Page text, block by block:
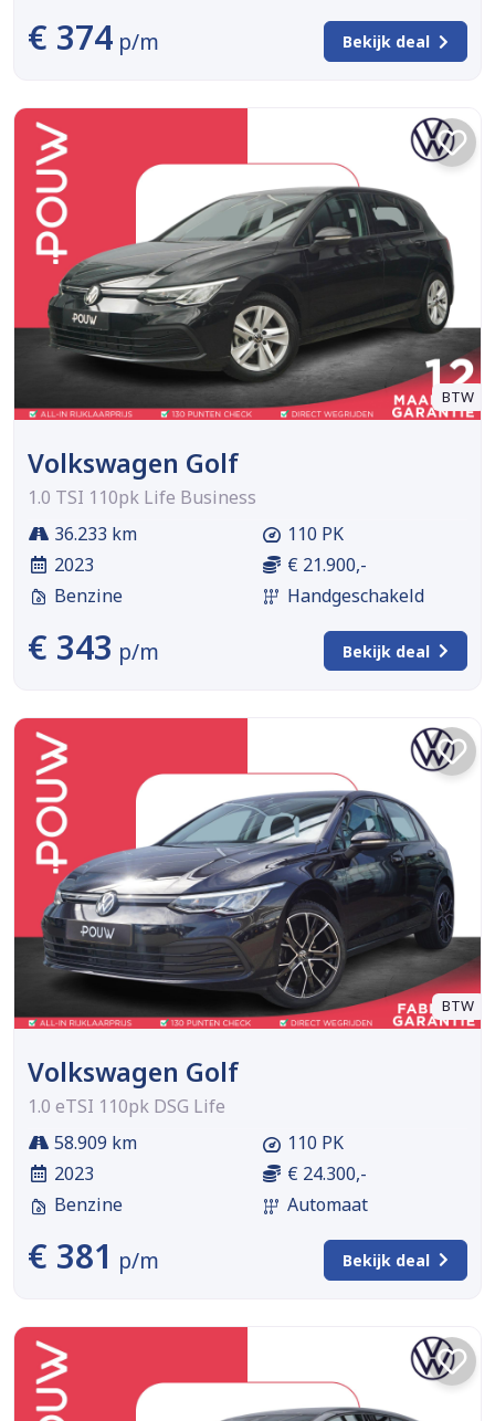
€ 374 p/m Bekijk deal
BTW
Volkswagen Golf
1.0 TSI 110pk Life Business
36.233 km
2023
Benzine
110 PK
€ 21.900,-
Handgeschakeld
€ 343 p/m Bekijk deal
BTW
Volkswagen Golf
1.0 eTSI 110pk DSG Life
58.909 km
2023
Benzine
110 PK
€ 24.300,-
Automaat
€ 381 p/m Bekijk deal